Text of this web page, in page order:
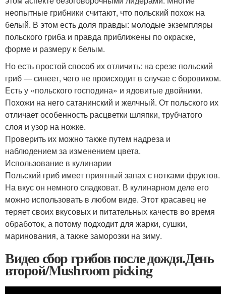
неопытные грибники считают, что польский похож на
белый. В этом есть доля правды: молодые экземпляры
польского гриба и правда приближены по окраске,
форме и размеру к белым.
Но есть простой способ их отличить: на срезе польский
гриб — синеет, чего не происходит в случае с боровиком.
Есть у «польского господина» и ядовитые двойники.
Похожи на него сатанинский и желчный. От польского их
отличает особенность расцветки шляпки, трубчатого
слоя и узор на ножке.
Проверить их можно также путем надреза и
наблюдением за изменением цвета.
Использование в кулинарии
Польский гриб имеет приятный запах с нотками фруктов.
На вкус он немного сладковат. В кулинарном деле его
можно использовать в любом виде. Этот красавец не
теряет своих вкусовых и питательных качеств во время
обработок, а потому подходит для жарки, сушки,
маринования, а также заморозки на зиму.
Видео сбор грибов после дождя.День
второй/Mushroom picking